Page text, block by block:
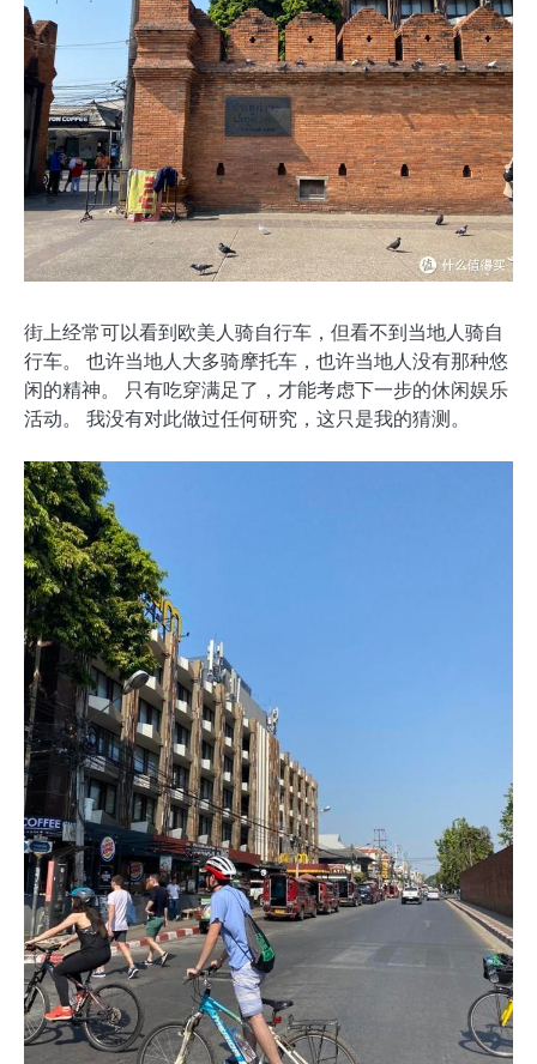
街上经常可以看到欧美人骑自行车，但看不到当地人骑自
行车。 也许当地人大多骑摩托车，也许当地人没有那种悠
闲的精神。 只有吃穿满足了，才能考虑下一步的休闲娱乐
活动。 我没有对此做过任何研究，这只是我的猜测。